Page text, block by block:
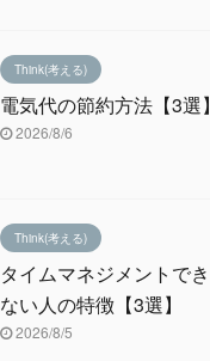
Think(考える)
電気代の節約方法【3選】
2026/8/6
Think(考える)
タイムマネジメントでき
ない人の特徴【3選】
2026/8/5